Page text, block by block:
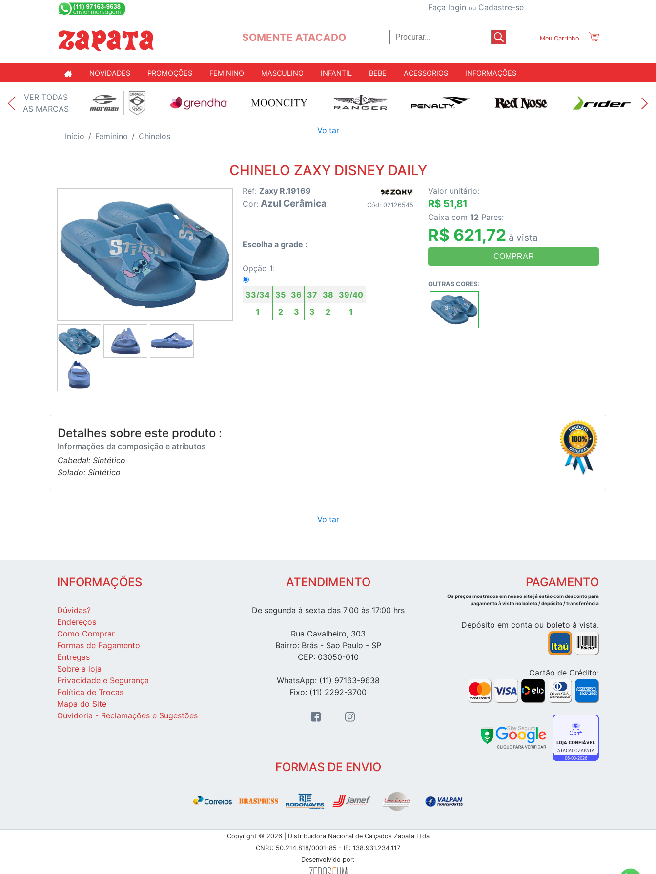
Faça login ou Cadastre-se
SOMENTE ATACADO Meu Carrinho
NOVIDADES PROMOÇÕES FEMININO MASCULINO INFANTIL BEBE ACESSORIOS INFORMAÇÕES
VER TODAS
AS MARCAS
Início Feminino Chinelos
Voltar
CHINELO ZAXY DISNEY DAILY
Ref: Zaxy R.19169
Cor: Azul Cerâmica Cód: 02126545
Escolha a grade :
Opção 1:
33/34 35 36 37 38
39/40
1
2 3 3 2 1
Valor unitário:
R$ 51,81
Caixa com 12 Pares:
R$ 621,72 à vista
OUTRAS CORES:
Detalhes sobre este produto :
Informações da composição e atributos
Cabedal: Sintético
Solado: Sintético
Voltar
INFORMAÇÕES
Dúvidas?
Endereços
Como Comprar
Formas de Pagamento
Entregas
Sobre a loja
Privacidade e Segurança
Política de Trocas
Mapa do Site
Ouvidoria - Reclamações e Sugestões
ATENDIMENTO
De segunda à sexta das 7:00 às 17:00 hrs
Rua Cavalheiro, 303
Bairro: Brás - Sao Paulo - SP
CEP: 03050-010
WhatsApp: (11) 97163-9638
Fixo: (11) 2292-3700
PAGAMENTO
Os preços mostrados em nosso site já estão com desconto para
pagamento à vista no boleto / depósito / transferência
Depósito em conta ou boleto à vista.
Cartão de Crédito:
FORMAS DE ENVIO
Copyright © 2026 | Distribuidora Nacional de Calçados Zapata Ltda
CNPJ: 50.214.818/0001-85 - IE: 138.931.234.117
Desenvolvido por: